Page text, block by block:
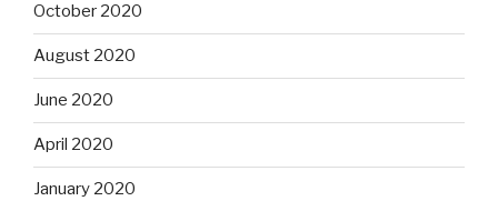
October 2020
August 2020
June 2020
April 2020
January 2020